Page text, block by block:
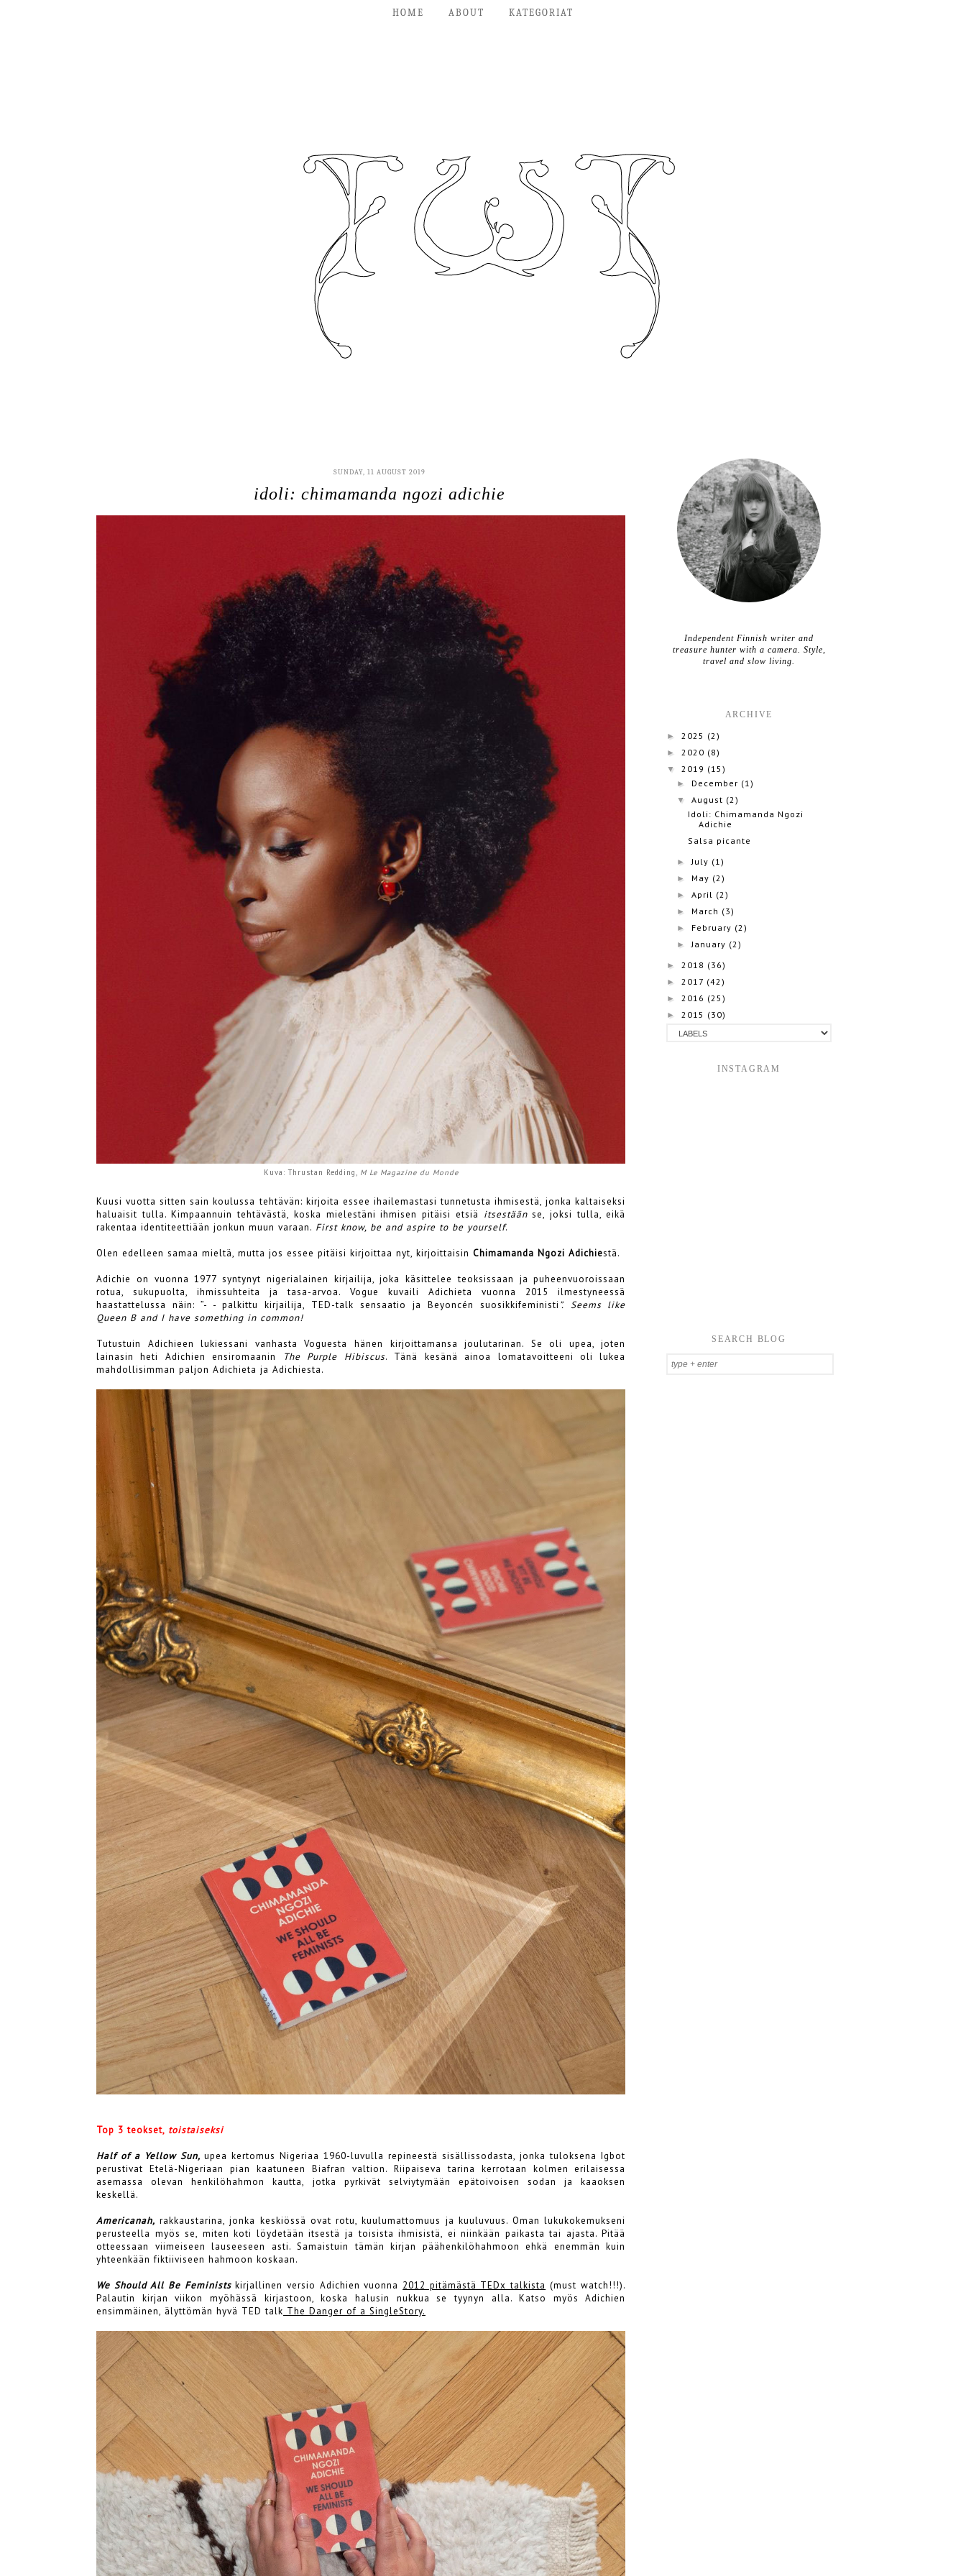
HOME ABOUT KATEGORIAT
SUNDAY, 11 AUGUST 2019
idoli: chimamanda ngozi adichie
Kuva: Thrustan Redding, M Le Magazine du Monde
Kuusi vuotta sitten sain koulussa tehtävän: kirjoita essee ihailemastasi tunnetusta ihmisestä, jonka kaltaiseksi
haluaisit tulla. Kimpaannuin tehtävästä, koska mielestäni ihmisen pitäisi etsiä itsestäänse, joksi tulla, eikä
rakentaa identiteettiään jonkun muun varaan. First know, be and aspire to be yourself.
Olen edelleen samaa mieltä, mutta jos essee pitäisi kirjoittaa nyt, kirjoittaisin Chimamanda Ngozi Adichiestä.
Adichie on vuonna 1977 syntynyt nigerialainen kirjailija, joka käsittelee teoksissaan ja puheenvuoroissaan
rotua, sukupuolta, ihmissuhteita ja tasa-arvoa. Vogue kuvaili Adichieta vuonna 2015 ilmestyneessä
haastattelussa näin: ”- - palkittu kirjailija, TED-talk sensaatio ja Beyoncén suosikkifeministi ”. Seems like
Queen B and I have something in common!
Tutustuin Adichieen lukiessani vanhasta Voguesta hänen kirjoittamansa joulutarinan. Se oli upea, joten
lainasin heti Adichien ensiromaanin
The Purple Hibiscus. Tänä kesänä ainoa lomatavoitteeni oli lukea
mahdollisimman paljon Adichieta ja Adichiesta.
Top 3 teokset, toistaiseksi
Half of a Yellow Sun, upea kertomus Nigeriaa 1960-luvulla repineestä sisällissodasta, jonka tuloksena Igbot
perustivat Etelä-Nigeriaan pian kaatuneen Biafran valtion. Riipaiseva tarina kerrotaan kolmen erilaisessa
asemassa olevan henkilöhahmon kautta, jotka pyrkivät selviytymään epätoivoisen sodan ja kaaoksen
keskellä.
Americanah, rakkaustarina, jonka keskiössä ovat rotu, kuulumattomuus ja kuuluvuus. Oman lukukokemukseni
perusteella myös se, miten koti löydetään itsestä ja toisista ihmisistä, ei niinkään paikasta tai ajasta. Pitää
otteessaan viimeiseen lauseeseen asti. Samaistuin tämän kirjan päähenkilöhahmoon ehkä enemmän kuin
yhteenkään fiktiiviseen hahmoon koskaan.
We Should All Be Feminists kirjallinen versio Adichien vuonna 2012 pitämästä TEDx talkista (must watch!!!).
Palautin kirjan viikon myöhässä kirjastoon, koska halusin nukkua se tyynyn alla. Katso myös Adichien
ensimmäinen, älyttömän hyvä TED talk The Danger of a SingleStory.
Independent Finnish writer and
treasure hunter with a camera. Style,
travel and slow living.
ARCHIVE
► 2025 (2)
► 2020 (8)
▼ 2019 (15)
► December (1)
▼August (2)
Idoli: Chimamanda Ngozi
Adichie
Salsa picante
►July (1)
► May (2)
►April (2)
► March (3)
► February (2)
►January (2)
► 2018 (36)
► 2017 (42)
► 2016 (25)
► 2015 (30)
INSTAGRAM
SEARCH BLOG